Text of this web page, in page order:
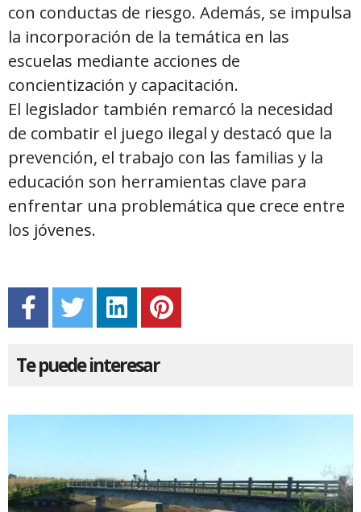
con conductas de riesgo. Además, se impulsa
la incorporación de la temática en las
escuelas mediante acciones de
concientización y capacitación.
El legislador también remarcó la necesidad
de combatir el juego ilegal y destacó que la
prevención, el trabajo con las familias y la
educación son herramientas clave para
enfrentar una problemática que crece entre
los jóvenes.
Te puede interesar